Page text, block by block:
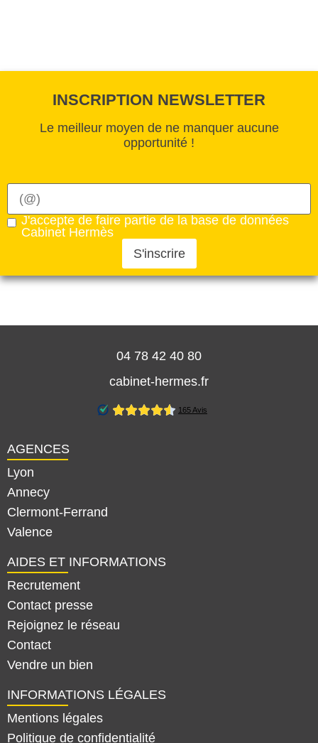
INSCRIPTION NEWSLETTER
Le meilleur moyen de ne manquer aucune
opportunité !
J'accepte de faire partie de la base de données
Cabinet Hermès
S'inscrire
04 78 42 40 80
cabinet-hermes.fr
AGENCES
Lyon
Annecy
Clermont-Ferrand
Valence
AIDES ET INFORMATIONS
Recrutement
Contact presse
Rejoignez le réseau
Contact
Vendre un bien
INFORMATIONS LÉGALES
Mentions légales
Politique de confidentialité